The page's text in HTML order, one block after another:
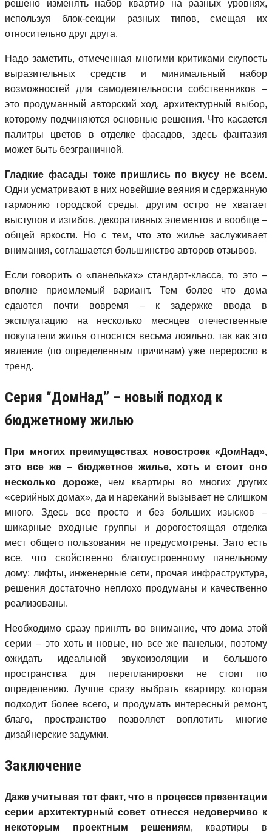
решено изменять набор квартир на разных уровнях,
используя блок-секции разных типов, смещая их
относительно друг друга.
Надо заметить, отмеченная многими критиками скупость
выразительных средств и минимальный набор
возможностей для самодеятельности собственников –
это продуманный авторский ход, архитектурный выбор,
которому подчиняются основные решения. Что касается
палитры цветов в отделке фасадов, здесь фантазия
может быть безграничной.
Гладкие фасады тоже пришлись по вкусу не всем.
Одни усматривают в них новейшие веяния и сдержанную
гармонию городской среды, другим остро не хватает
выступов и изгибов, декоративных элементов и вообще –
общей яркости. Но с тем, что это жилье заслуживает
внимания, соглашается большинство авторов отзывов.
Если говорить о «панельках» стандарт-класса, то это –
вполне приемлемый вариант. Тем более что дома
сдаются почти вовремя – к задержке ввода в
эксплуатацию на несколько месяцев отечественные
покупатели жилья относятся весьма лояльно, так как это
явление (по определенным причинам) уже переросло в
тренд.
Серия “ДомНад” – новый подход к
бюджетному жилью
При многих преимуществах новостроек «ДомНад»,
это все же – бюджетное жилье, хоть и стоит оно
несколько дороже, чем квартиры во многих других
«серийных домах», да и нареканий вызывает не слишком
много. Здесь все просто и без больших изысков –
шикарные входные группы и дорогостоящая отделка
мест общего пользования не предусмотрены. Зато есть
все, что свойственно благоустроенному панельному
дому: лифты, инженерные сети, прочая инфраструктура,
решения достаточно неплохо продуманы и качественно
реализованы.
Необходимо сразу принять во внимание, что дома этой
серии – это хоть и новые, но все же панельки, поэтому
ожидать идеальной звукоизоляции и большого
пространства для перепланировки не стоит по
определению. Лучше сразу выбрать квартиру, которая
подходит более всего, и продумать интересный ремонт,
благо, пространство позволяет воплотить многие
дизайнерские задумки.
Заключение
Даже учитывая тот факт, что в процессе презентации
серии архитектурный совет отнесся недоверчиво к
некоторым проектным решениям, квартиры в